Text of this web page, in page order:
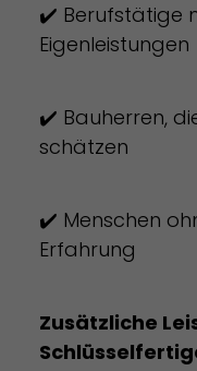
✔️ Berufstätige
Eigenleistungen
✔️ Bauherren,
schätzen
✔️ Menschen
Erfahrung
Zusätzliche